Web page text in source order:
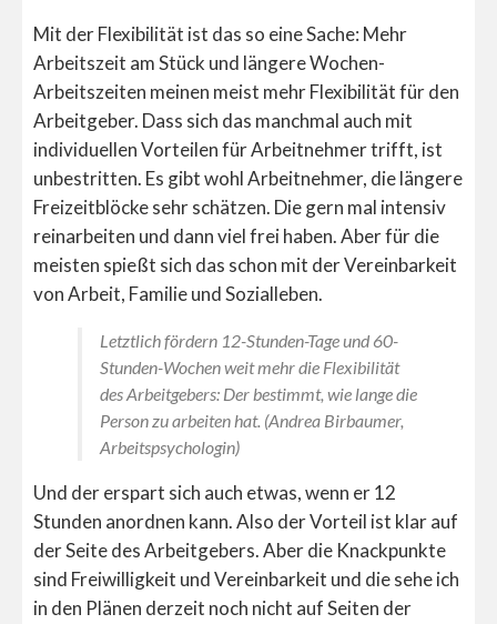
Mit der Flexibilität ist das so eine Sache: Mehr
Arbeitszeit am Stück und längere Wochen-
Arbeitszeiten meinen meist mehr Flexibilität für den
Arbeitgeber. Dass sich das manchmal auch mit
individuellen Vorteilen für Arbeitnehmer trifft, ist
unbestritten. Es gibt wohl Arbeitnehmer, die längere
Freizeitblöcke sehr schätzen. Die gern mal intensiv
reinarbeiten und dann viel frei haben. Aber für die
meisten spießt sich das schon mit der Vereinbarkeit
von Arbeit, Familie und Sozialleben.
Letztlich fördern 12-Stunden-Tage und 60-
Stunden-Wochen weit mehr die Flexibilität
des Arbeitgebers: Der bestimmt, wie lange die
Person zu arbeiten hat. (Andrea Birbaumer,
Arbeitspsychologin)
Und der erspart sich auch etwas, wenn er 12
Stunden anordnen kann. Also der Vorteil ist klar auf
der Seite des Arbeitgebers. Aber die Knackpunkte
sind Freiwilligkeit und Vereinbarkeit und die sehe ich
in den Plänen derzeit noch nicht auf Seiten der